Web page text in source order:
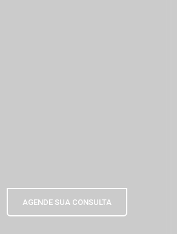
AGENDE SUA CONSULTA